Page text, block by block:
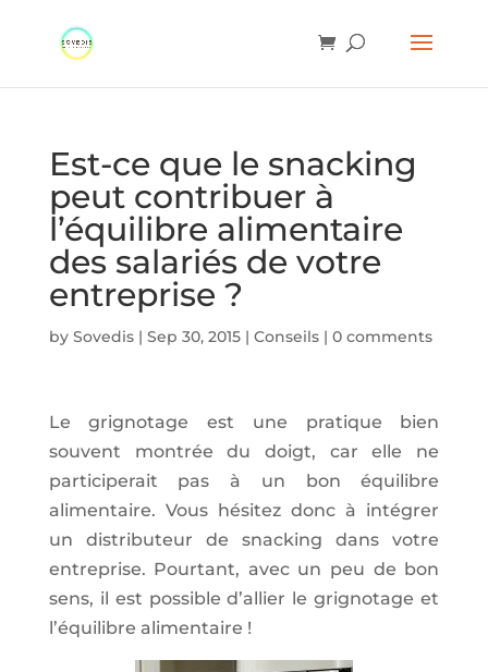
Est-ce que le snacking
peut contribuer à
l’équilibre alimentaire
des salariés de votre
entreprise ?
by Sovedis| Sep 30, 2015| Conseils| 0 comments
Le grignotage est une pratique bien
souvent montrée du doigt, car elle ne
participerait pas à un bon équilibre
alimentaire. Vous hésitez donc à intégrer
un distributeur de snacking dans votre
entreprise. Pourtant, avec un peu de bon
sens, il est possible d’allier le grignotage et
l’équilibre alimentaire !